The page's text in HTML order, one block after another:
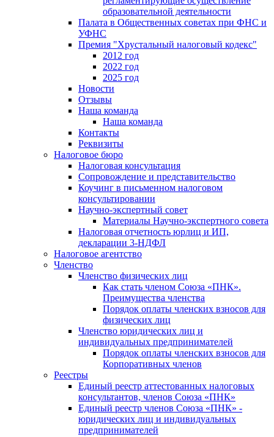
образовательной деятельности
Палата в Общественных советах при ФНС и
УФНС
Премия "Хрустальный налоговый кодекс"
2012 год
2022 год
2025 год
Новости
Отзывы
Наша команда
Наша команда
Контакты
Реквизиты
Налоговое бюро
Налоговая консультация
Cопровождение и представительство
Коучинг в письменном налоговом
консультировании
Научно-экспертный совет
Материалы Научно-экспертного совета
Налоговая отчетность юрлиц и ИП,
декларации 3-НДФЛ
Налоговое агентство
Членство
Членство физических лиц
Как стать членом Союза «ПНК».
Преимущества членства
Порядок оплаты членских взносов для
физических лиц
Членство юридических лиц и
индивидуальных предпринимателей
Порядок оплаты членских взносов для
Корпоративных членов
Реестры
Единый реестр аттестованных налоговых
консультантов, членов Союза «ПНК»
Единый реестр членов Союза «ПНК» -
юридических лиц и индивидуальных
предпринимателей